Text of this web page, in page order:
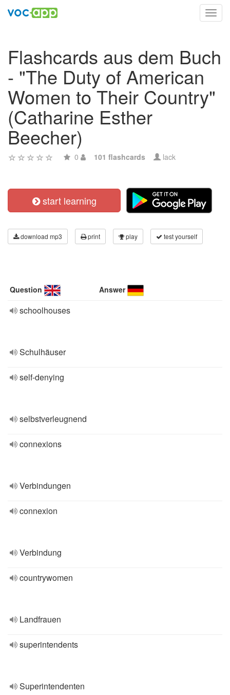
Flashcards aus dem Buch
- "The Duty of American
Women to Their Country"
(Catharine Esther
Beecher)
0 101 flashcards lack
start learning
download mp3 print play test yourself
Question Answer
schoolhouses
Schulhäuser
self-denying
selbstverleugnend
connexions
Verbindungen
connexion
Verbindung
countrywomen
Landfrauen
superintendents
Superintendenten